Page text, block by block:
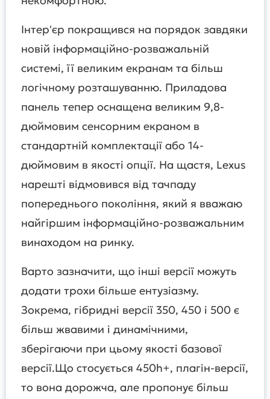
Інтер'єр покращився на порядок завдяки
новій інформаційно-розважальній
системі, її великим екранам та більш
логічному розташуванню. Приладова
панель тепер оснащена великим 9,8-
дюймовим сенсорним екраном в
стандартній комплектації або 14-
дюймовим в якості опції. На щастя, Lexus
нарешті відмовився від тачпаду
попереднього покоління, який я вважаю
найгіршим інформаційно-розважальним
винаходом на ринку.
Варто зазначити, що інші версії можуть
додати трохи більше ентузіазму.
Зокрема, гібридні версії 350, 450 і 500 є
більш жвавими і динамічними,
зберігаючи при цьому якості базової
версії.Що стосується 450h+, плагін-версії,
то вона дорожча, але пропонує більш